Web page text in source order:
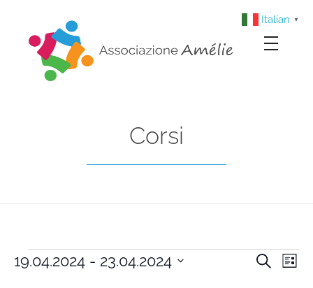
Corsi
Cerca
Lista
19.04.2024 - 23.04.2024
Italian ▼